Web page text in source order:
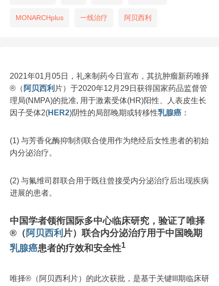
MONARCHplus 一线治疗 阿贝西利
2021年01月05日，礼来制药今日宣布，其抗肿瘤新药唯择
®（ 阿贝西利 片）于2020年12月29日获得国家药品监督管
理局(NMPA)的批准, 用于激素受体(HR)阳性、人表皮生长
因子受体2(HER2)阴性的局部晚期或转移性乳腺癌 ：
(1) 与芳香化酶抑制剂联合使用作为绝经后女性患者的初始
内分泌治疗。
(2) 与氟维司群联合用于既往曾接受内分泌治疗后出现疾病
进展的患者。
中国学者领衔国际多中心临床研究，验证了唯择
®（ 阿贝西利 片）联合内分泌治疗用于中国晚期
乳腺癌患者的疗效和安全性1
唯择®（阿贝西利片）的此次获批，是基于关键III期临床研